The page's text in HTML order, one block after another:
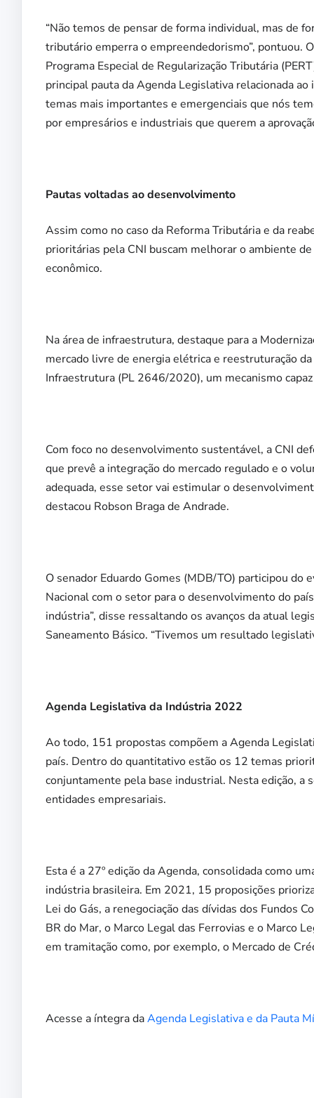
“Não temos de pensar de forma individual, mas de
tributário emperra o empreendedorismo”, pontuou.
Programa Especial de Regularização Tributária
principal pauta da Agenda Legislativa relacionada
temas mais importantes e emergenciais que nós
por empresários e industriais que querem a
Pautas voltadas ao desenvolvimento
Assim como no caso da Reforma Tributária e da
prioritárias pela CNI buscam melhorar o ambiente
econômico.
Na área de infraestrutura, destaque para a
mercado livre de energia elétrica e reestruturação
Infraestrutura (PL 2646/2020), um mecanismo
Com foco no desenvolvimento sustentável, a CNI
que prevê a integração do mercado regulado e o
adequada, esse setor vai estimular o
destacou Robson Braga de Andrade.
O senador Eduardo Gomes (MDB/TO) participou do
Nacional com o setor para o desenvolvimento do
indústria”, disse ressaltando os avanços da atual
Saneamento Básico. “Tivemos um resultado
Agenda Legislativa da Indústria 2022
Ao todo, 151 propostas compõem a Agenda
país. Dentro do quantitativo estão os 12 temas
conjuntamente pela base industrial. Nesta edição,
entidades empresariais.
Esta é a 27º edição da Agenda, consolidada como
indústria brasileira. Em 2021, 15 proposições
Lei do Gás, a renegociação das dívidas dos Fundos
BR do Mar, o Marco Legal das Ferrovias e o Marco
em tramitação como, por exemplo, o Mercado de
Acesse a íntegra daAgenda Legislativa e da Pauta